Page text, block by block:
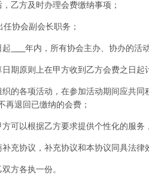
乙方及时办理会费缴纳事项；
任协会副会长职务；
起 年内，所有协会主办、协办的活
期原则上在甲方收到乙方会费之日起
的各项活动，在参加活动期间应共
再退回已缴纳的会费；
可以根据乙方要求提供个性化的服务
充协议，补充协议和本协议同具法律
方各执一份。